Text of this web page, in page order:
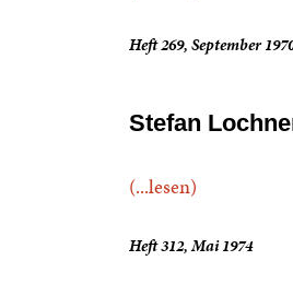
Heft 269, September
Stefan
(...lesen)
Heft 312, Mai 1974